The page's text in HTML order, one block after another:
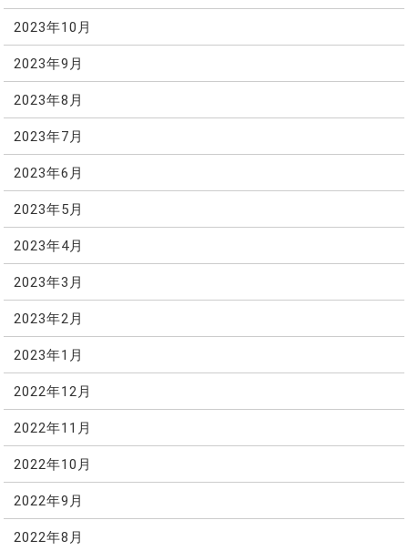
2023年10月
2023年9月
2023年8月
2023年7月
2023年6月
2023年5月
2023年4月
2023年3月
2023年2月
2023年1月
2022年12月
2022年11月
2022年10月
2022年9月
2022年8月